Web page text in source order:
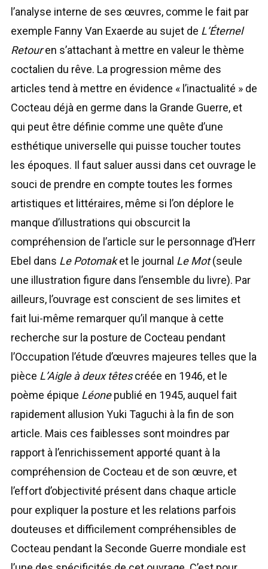
l’analyse interne de ses œuvres, comme le fait par
exemple Fanny Van Exaerde au sujet de L’Éternel
Retouren s’attachant à mettre en valeur le thème
coctalien du rêve. La progression même des
articles tend à mettre en évidence « l’inactualité » de
Cocteau déjà en germe dans la Grande Guerre, et
qui peut être définie comme une quête d’une
esthétique universelle qui puisse toucher toutes
les époques. Il faut saluer aussi dans cet ouvrage le
souci de prendre en compte toutes les formes
artistiques et littéraires, même si l’on déplore le
manque d’illustrations qui obscurcit la
compréhension de l’article sur le personnage d’Herr
Ebel dans Le Potomaket le journal Le Mot(seule
une illustration figure dans l’ensemble du livre). Par
ailleurs, l’ouvrage est conscient de ses limites et
fait lui-même remarquer qu’il manque à cette
recherche sur la posture de Cocteau pendant
l’Occupation l’étude d’œuvres majeures telles que la
pièce L’Aigle à deux têtescréée en 1946, et le
poème épique Léonepublié en 1945, auquel fait
rapidement allusion Yuki Taguchi à la fin de son
article. Mais ces faiblesses sont moindres par
rapport à l’enrichissement apporté quant à la
compréhension de Cocteau et de son œuvre, et
l’effort d’objectivité présent dans chaque article
pour expliquer la posture et les relations parfois
douteuses et difficilement compréhensibles de
Cocteau pendant la Seconde Guerre mondiale est